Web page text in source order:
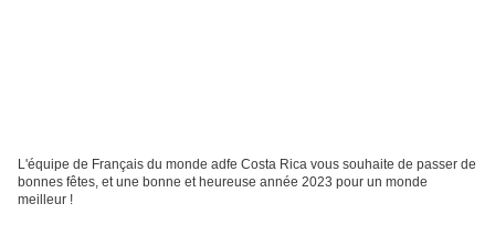
L'équipe de Français du monde adfe Costa Rica vous souhaite de passer de
bonnes fêtes, et une bonne et heureuse année 2023 pour un monde
meilleur !